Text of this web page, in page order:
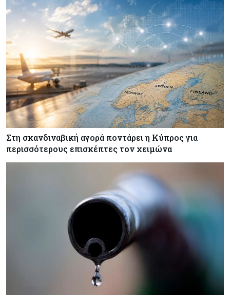
Στη σκανδιναβική αγορά ποντάρει η Κύπρος για
περισσότερους επισκέπτες τον χειμώνα